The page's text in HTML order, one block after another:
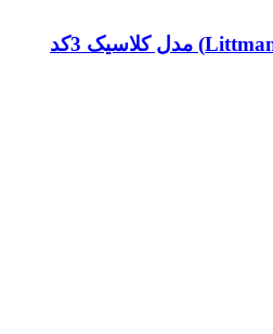
گوشی پزشکی لیتمن (Littmann) مدل کلاسیک 3کد